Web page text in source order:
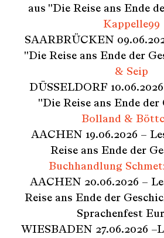
aus "Die Reise ans Ende
Kappelle99
SAARBRÜCKEN
"Die Reise ans Ende der
& Seip
DÜSSELDORF
"Die Reise ans Ende der
Bolland &
AACHEN 19.06.2026 –
Reise ans Ende der
Buchhandlung
AACHEN 20.06.2026 –
Reise ans Ende der
Sprachenfest
WIESBADEN 27.06.2026